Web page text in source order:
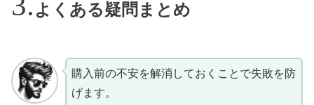
よくある疑問まとめ
購入前の不安を解消しておくことで失敗を防
げます。